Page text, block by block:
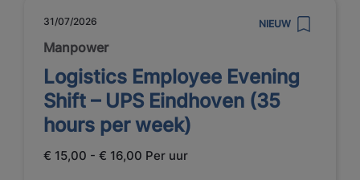
31/07/2026 NIEUW
Manpower
Logistics Employee Evening
Shift – UPS Eindhoven (35
hours per week)
€ 15,00 - € 16,00 Per uur